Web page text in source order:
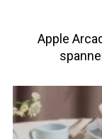
Apple